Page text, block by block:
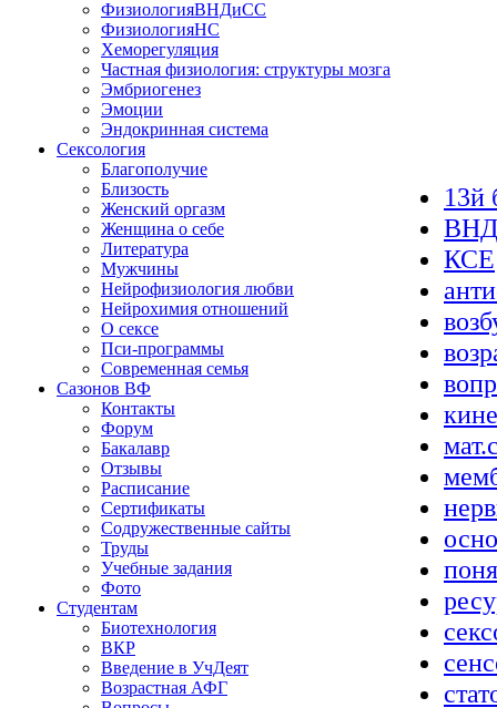
ФизиологияВНДиСС
ФизиологияНС
Хеморегуляция
Частная физиология: структуры мозга
Эмбриогенез
Эмоции
Эндокринная система
Сексология
Благополучие
Близость
Женский оргазм
Женщина о себе
Литература
Мужчины
Нейрофизиология любви
Нейрохимия отношений
О сексе
Пси-программы
Современная семья
Сазонов ВФ
Контакты
Форум
Бакалавр
Отзывы
Расписание
Сертификаты
Содружественные сайты
Труды
Учебные задания
Фото
Студентам
Биотехнология
ВКР
Введение в УчДеят
Возрастная АФГ
13й
ВНД
КСЕ